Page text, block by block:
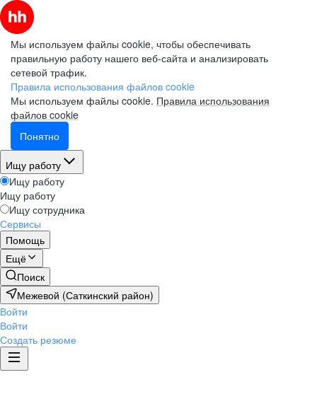
Мы используем файлы cookie, чтобы обеспечивать
правильную работу нашего веб-сайта и анализировать
сетевой трафик.
Правила использования файлов cookie
Мы используем файлы cookie. Правила использования
файлов cookie
Понятно
Ищу работу
Ищу работу
Ищу работу
Ищу сотрудника
Сервисы
Помощь
Ещё
Поиск
Межевой (Саткинский район)
Войти
Войти
Создать резюме